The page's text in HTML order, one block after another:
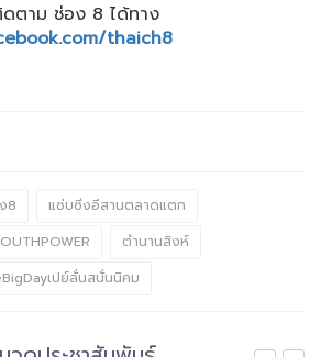
ตาม ช่อง 8 ได้ทาง
thaich8
8
แซ่บซิ่งอีสานตลาดแตก
ตำนานสิงห์
เปย์ลั่นสนั่นนิคม